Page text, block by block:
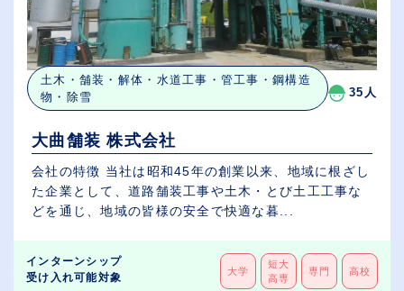
土木・舗装・解体・水道工事・管工事・鋼構造
物・除雪
35人
大曲舗装 株式会社
会社の特徴 当社は昭和45年の創業以来、地域に根ざし
た企業として、道路舗装工事や土木・とび土工工事な
どを通じ、地域の皆様の安全で快適な暮...
インターンシップ
受け入れ可能対象
大学
短大
高専
専門 高校